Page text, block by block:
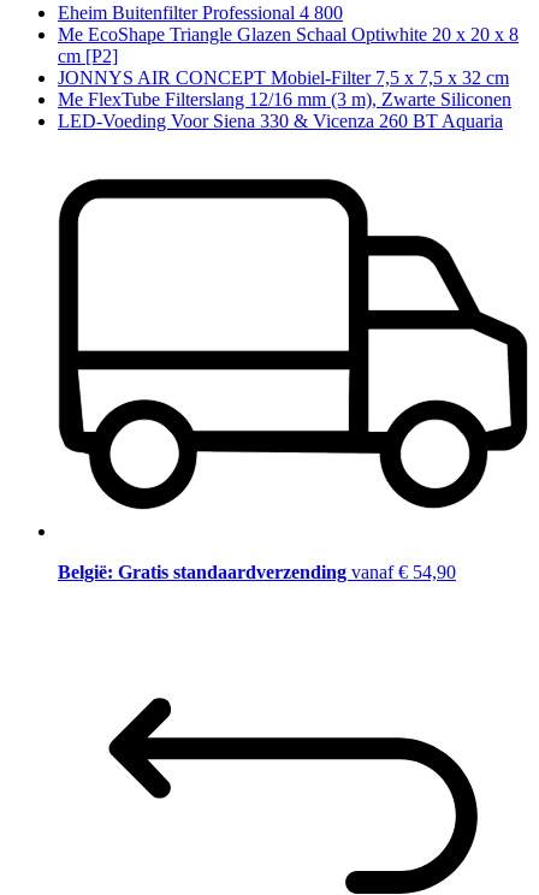
Eheim Buitenfilter Professional 4 800
Me EcoShape Triangle Glazen Schaal Optiwhite 20 x 20 x 8
cm [P2]
JONNYS AIR CONCEPT Mobiel-Filter 7,5 x 7,5 x 32 cm
Me FlexTube Filterslang 12/16 mm (3 m), Zwarte Siliconen
LED-Voeding Voor Siena 330 & Vicenza 260 BT Aquaria
België: Gratis standaardverzending vanaf € 54,90